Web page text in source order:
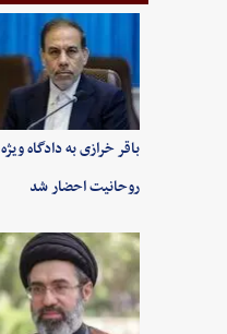
باقر خرازی به دادگاه ویژه
روحانیت احضار شد